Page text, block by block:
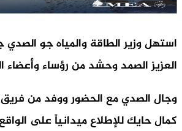
استهل وزير الطاقة والمياه جو
العزيز الصمد وحشد من رؤساء وأعضاء
كمال حايك للإطلاع ميدانياً على